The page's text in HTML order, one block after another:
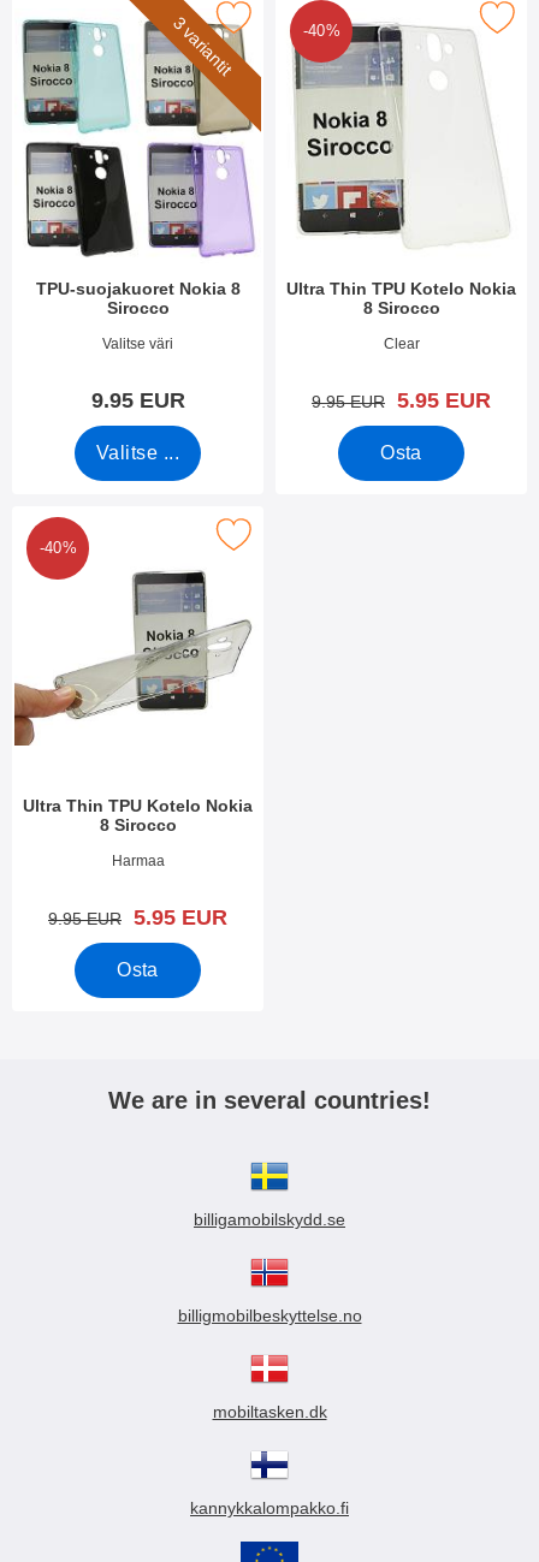
3 variantit
TPU-suojakuoret Nokia 8
Sirocco
Tuote.nro 27487
Valitse väri
9.95 EUR
Valitse ...
Merkitse tPU-suojakuoret Nokia 8 Sirocco suosikiksi
-40%
Ultra Thin TPU Kotelo Nokia
8 Sirocco
Tuote.nro 27072
Clear
vanha hinta
9.95 EUR uusi hinta
5.95 EUR
Osta
Merkitse ultra Thin TPU Kotelo
-40%
Ultra Thin TPU Kotelo Nokia
8 Sirocco
Tuote.nro 27071
Harmaa
vanha hinta
9.95 EUR uusi hinta
5.95 EUR
Osta
ultra Thin TPU Kotelo Nokia 8 Sirocco suosikiksi
We are in several countries!
billigamobilskydd.se
billigmobilbeskyttelse.no
mobiltasken.dk
kannykkalompakko.fi